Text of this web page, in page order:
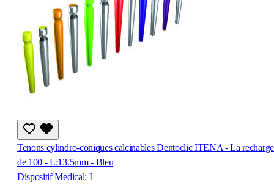
Tenons cylindro-coniques calcinables Dentoclic ITENA - La recharge
de 100 - L:13.5mm - Bleu
Dispositif Medical: I